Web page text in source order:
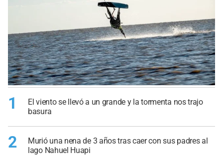
1
El viento se llevó a un grande y la tormenta nos trajo
basura
2
Murió una nena de 3 años tras caer con sus padres al
lago Nahuel Huapi